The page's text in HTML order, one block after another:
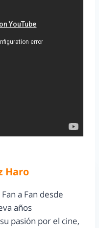
Haro
a Fan desde
años
pasión por el cine,